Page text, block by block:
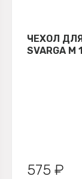
ЧЕХОЛ
SVARGA М
575 ₽